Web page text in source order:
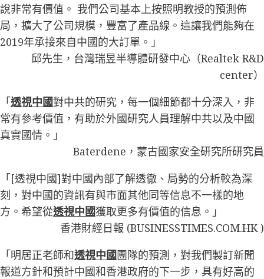
說非常有價值。 我們公司基本上按照明教授的預測佈
局，擴大了公司規模，豐富了產品線。這讓我們能夠在
2019年承接來自中國的大訂單。」
邱先生，台灣瑞昱半導體研發中心（Realtek R&D
center）
「透視中國對中共的研究，每一個細節都十分深入，非
常有參考價值，有助於外國研究人員理解中共以及中國
真實國情。」
Baterdene，蒙古國家安全研究所研究員
「[透視中國]對中國內部了解透徹、局勢的分析較為深
刻，對中國的資訊有與市面其他同等信息不一樣的地
方。希望從透視中國獲取更多有價值的信息。」
香港財經日報 (BUSINESSTIMES.COM.HK )
「明居正老師和透視中國團隊的預測，對我們製訂新聞
報道方針和預計中國和香港政府的下一步，具有好高的